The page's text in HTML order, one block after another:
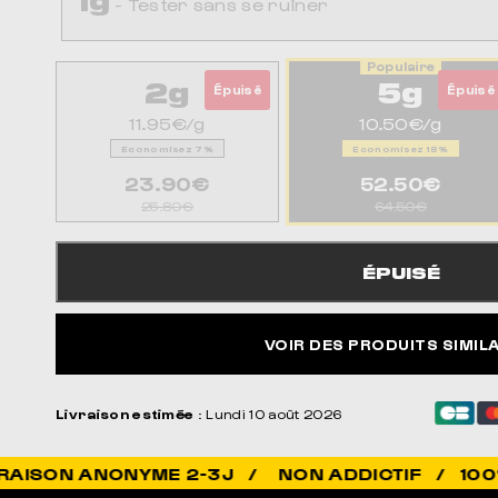
2g
11.95€/g
Economisez 7%
23.90€
25.80€
Épuisé 5g
10.50€/g
Economisez 18%
52.50€
64.50€
Épuisé
ÉPUISÉ
VOIR DES PRODUITS
Livraison estimée : Lundi 10 août 2026
NON ADDICTIF / 100% LÉGAL /